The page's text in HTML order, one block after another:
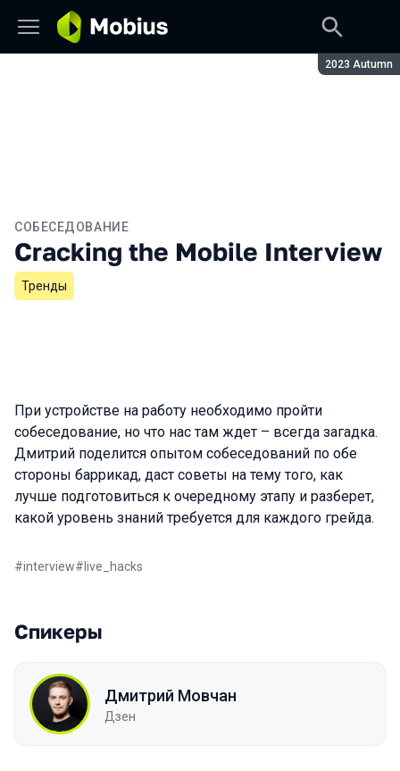
Сезон:
2023 Autumn
СОБЕСЕДОВАНИЕ
Cracking the Mobile Interview
Тренды
При устройстве на работу необходимо пройти
собеседование, но что нас там ждет – всегда загадка.
Дмитрий поделится опытом собеседований по обе
стороны баррикад, даст советы на тему того, как
лучше подготовиться к очередному этапу и разберет,
какой уровень знаний требуется для каждого грейда.
#interview# live_hacks
Спикеры
Дмитрий Мовчан
Дзен